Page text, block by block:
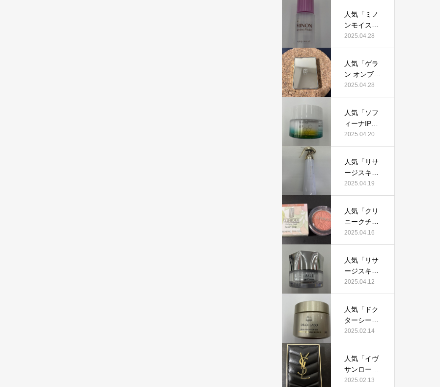
人気「ミノ
ンモイスト
エイジング
ケアオイ
当におすす
め？美容マ
ニアが実際
コミを検
証！
2025.04.28
人気「ゲラ
ン オンブル
ジェオーラ
グロウ」っ
すすめ？美
容マニアの
私が実際使
コミを検
証！
2025.04.28
人気「ソフ
ィーナIPゴ
ールデンタ
イムリペア
リーム」っ
て本当にお
すすめ？美
実際使用し
て口コミを
検証！
2025.04.20
人気「リサ
ージスキン
メインテナ
イザーD
当におすす
め？美容マ
ニアの私が
て、口コミ
を検証！
2025.04.19
人気「クリ
ニークチー
クポップ」
って本当に
美容マニア
が実際使用
して口コミ
2025.04.16
人気「リサ
ージスキン
チェンジク
リーム」っ
すすめ？美
容マニアが
実際使用し
検証！
2025.04.12
人気「ドク
ターシーラ
ボ薬用アク
アコラーゲ
リッチリン
クルリペ
ア」って本
2025.02.14
人気「イヴ
サンローラ
ン クチュー
2025.02.13